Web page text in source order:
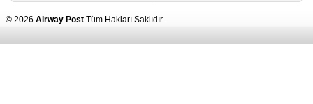
© 2026 Airway Post Tüm Hakları Saklıdır.